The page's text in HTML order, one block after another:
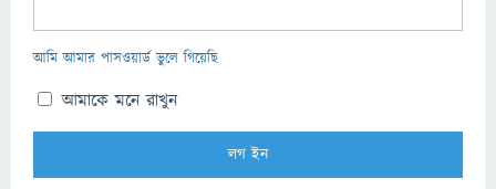
আমি আমার পাসওয়ার্ড ভুলে গিয়েছি
আমাকে মনে রাখুন